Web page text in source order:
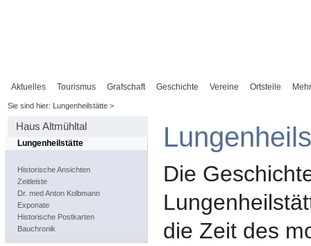
Aktuelles Tourismus Grafschaft Geschichte Vereine Ortsteile Mehr
Sie sind hier: Lungenheilstätte >
Haus Altmühltal
Lungenheilstätte
Historische Ansichten
Zeitleiste
Dr. med Anton Kolbmann
Exponate
Historische Postkarten
Bauchronik
Die
die Zeit des